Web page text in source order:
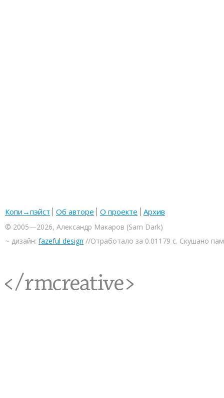
Копи→пэйст Об авторе О проекте Архив
© 2005—2026, Александр Макаров (Sam Dark)
~ дизайн: fazeful design //Отработало за 0.01179 с. Скушано
<rmcreative/>